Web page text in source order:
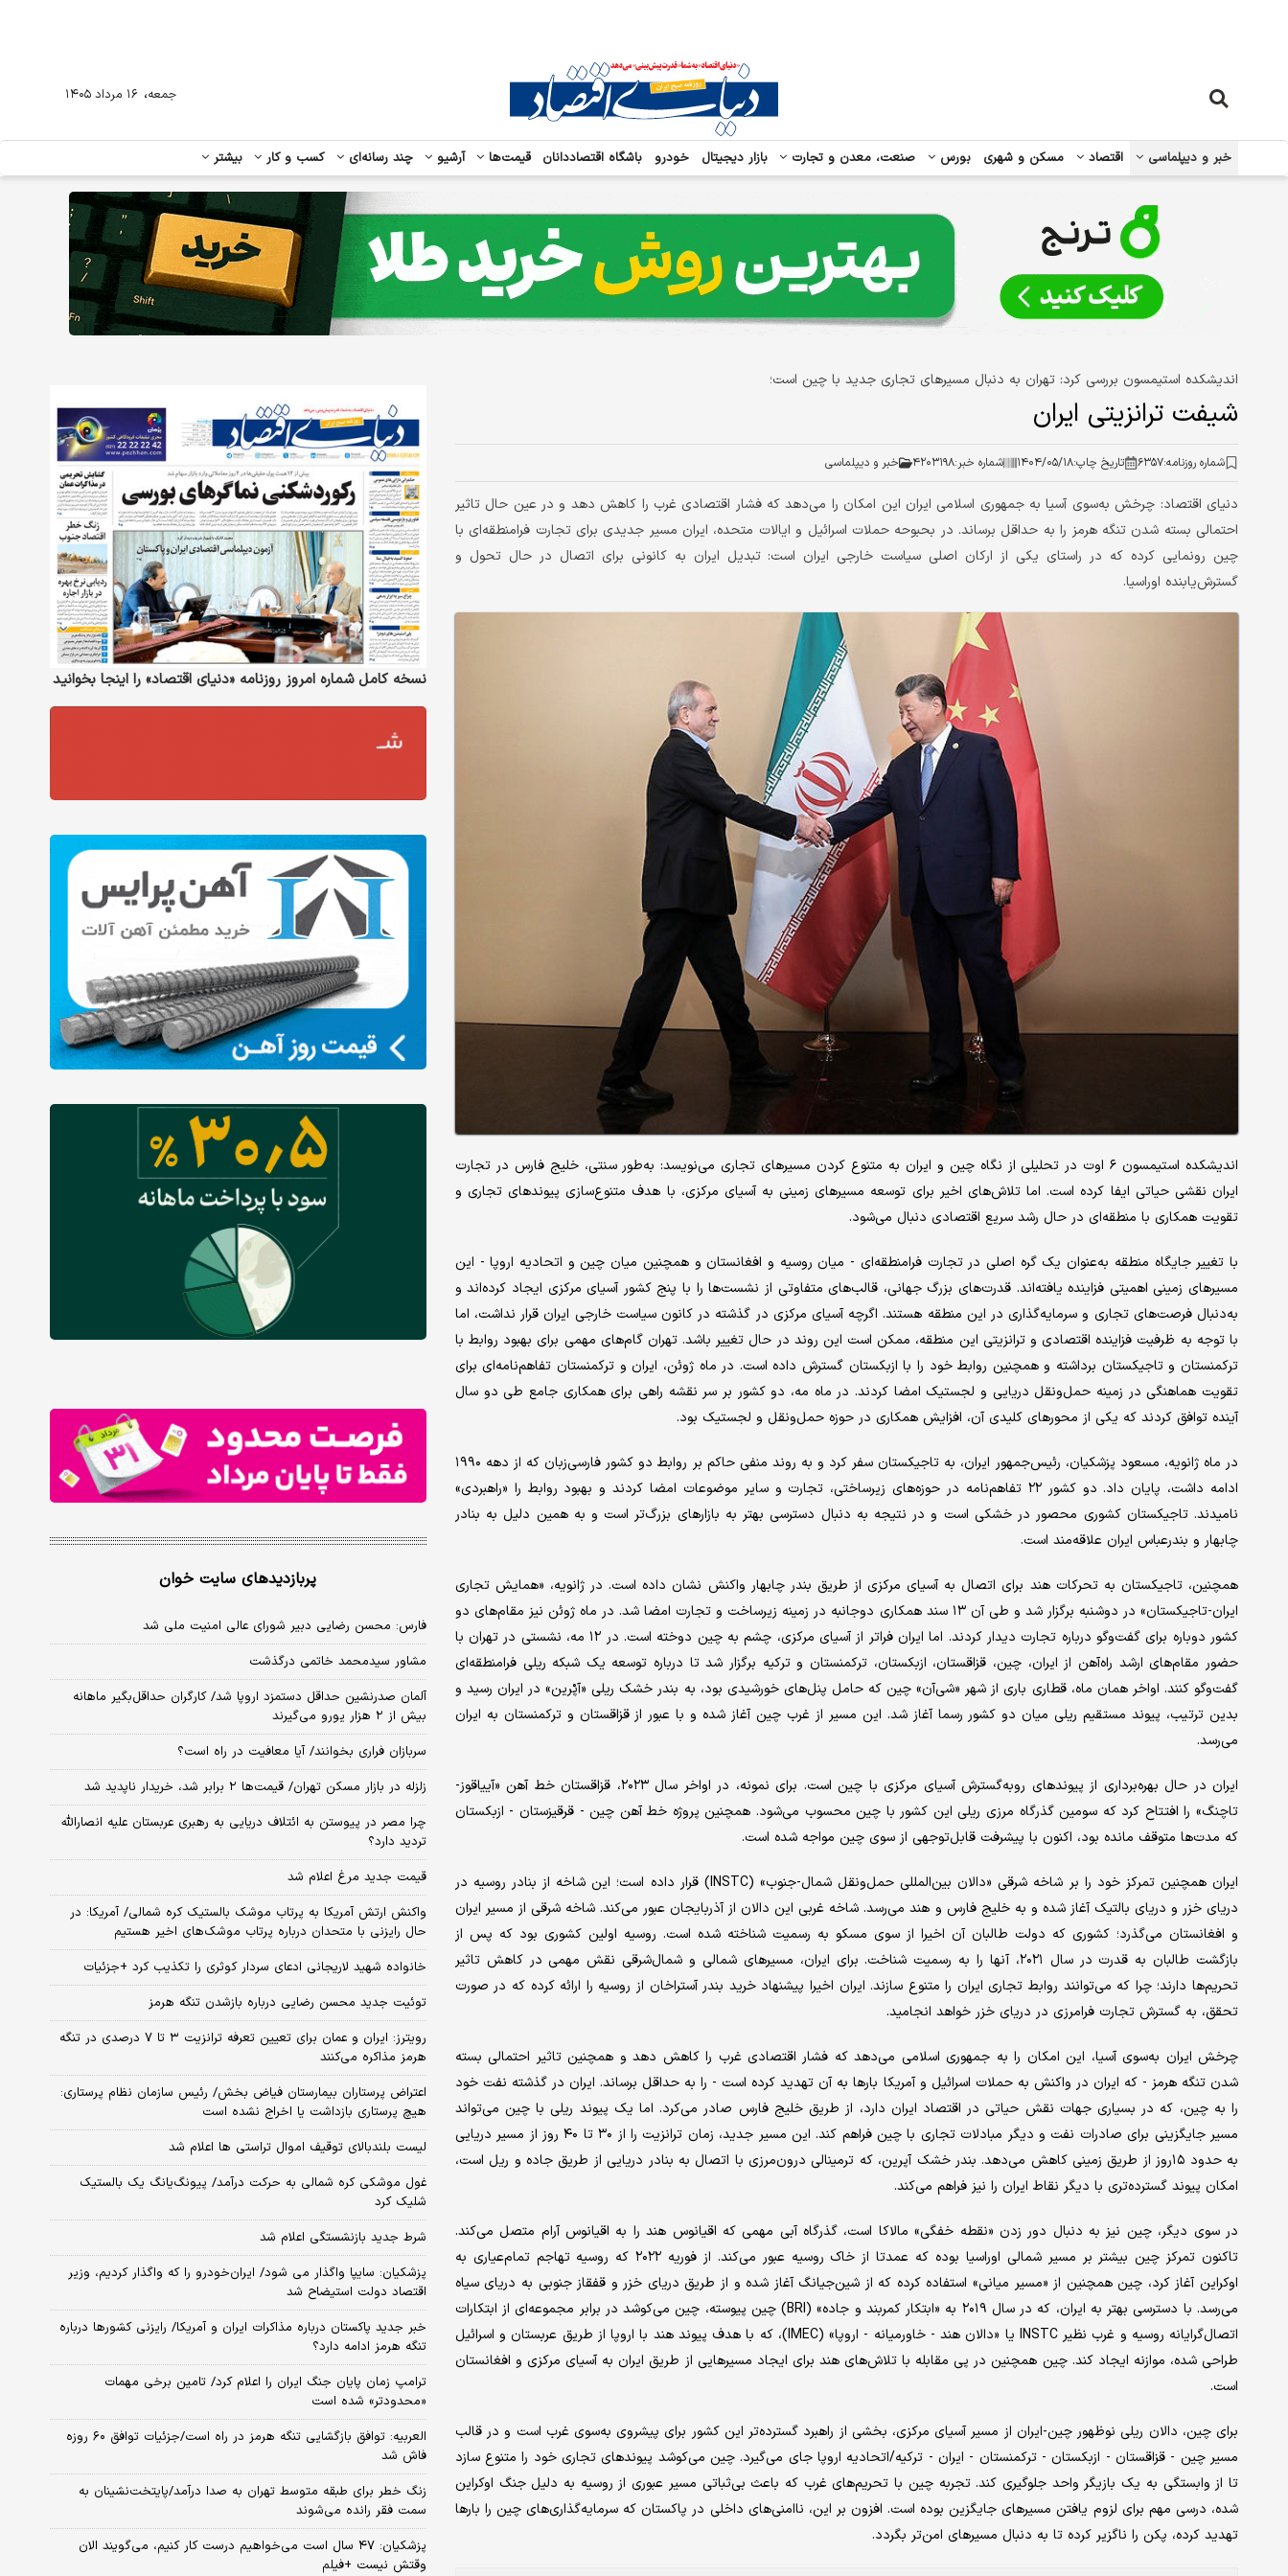
خبر و دیپلماسی اقتصاد مسکن و شهری بورس صنعت، معدن و تجارت بازار دیجیتال خودرو باشگاه اقتصاددانان قیمت‌ها آرشیو چند رسانه‌ای کسب و کار بیشتر
جمعه، ۱۶ مرداد ۱۴۰۵
اندیشکده استیمسون بررسی کرد: تهران به دنبال مسیرهای تجاری جدید با چین است؛
شیفت ترانزیتی ایران
شماره روزنامه:۶۳۵۷ تاریخ چاپ:۱۴۰۴/۰۵/۱۸ شماره خبر:۴۲۰۳۱۹۸ خبر و دیپلماسی
دنیای اقتصاد: چرخش به‌سوی آسیا به جمهوری اسلامی ایران این امکان را می‌دهد که فشار اقتصادی غرب را کاهش دهد و در عین حال تاثیر
احتمالی بسته شدن تنگه هرمز را به حداقل برساند. در بحبوحه‌ حملات اسرائیل و ایالات متحده، ایران مسیر جدیدی برای تجارت فرامنطقه‌ای با
چین رونمایی کرده که در راستای یکی از ارکان اصلی سیاست خارجی ایران است: تبدیل ایران به کانونی برای اتصال در حال تحول و
گسترش‌یابنده‌ اوراسیا.
اندیشکده استیمسون ۶ اوت در تحلیلی از نگاه چین و ایران به متنوع کردن مسیرهای تجاری می‌نویسد: به‌طور سنتی، خلیج فارس در تجارت
ایران نقشی حیاتی ایفا کرده است. اما تلاش‌های اخیر برای توسعه مسیرهای زمینی به آسیای مرکزی، با هدف متنوع‌سازی پیوندهای تجاری و
تقویت همکاری با منطقه‌ای در حال رشد سریع اقتصادی دنبال می‌شود.
با تغییر جایگاه منطقه به‌عنوان یک گره اصلی در تجارت فرامنطقه‌ای - میان روسیه و افغانستان و همچنین میان چین و اتحادیه اروپا - این
مسیرهای زمینی اهمیتی فزاینده یافته‌اند. قدرت‌های بزرگ جهانی، قالب‌های متفاوتی از نشست‌ها را با پنج کشور آسیای مرکزی ایجاد کرده‌اند و
به‌دنبال فرصت‌های تجاری و سرمایه‌گذاری در این منطقه هستند. اگرچه آسیای مرکزی در گذشته در کانون سیاست خارجی ایران قرار نداشت، اما
با توجه به ظرفیت فزاینده‌ اقتصادی و ترانزیتی این منطقه، ممکن است این روند در حال تغییر باشد. تهران گام‌های مهمی برای بهبود روابط با
ترکمنستان و تاجیکستان برداشته و همچنین روابط خود را با ازبکستان گسترش داده است. در ماه ژوئن، ایران و ترکمنستان تفاهم‌نامه‌ای برای
تقویت هماهنگی در زمینه حمل‌ونقل دریایی و لجستیک امضا کردند. در ماه مه، دو کشور بر سر نقشه راهی برای همکاری جامع طی دو سال
آینده توافق کردند که یکی از محورهای کلیدی آن، افزایش همکاری در حوزه حمل‌ونقل و لجستیک بود.
در ماه ژانویه، مسعود پزشکیان، رئیس‌جمهور ایران، به تاجیکستان سفر کرد و به روند منفی حاکم بر روابط دو کشور فارسی‌زبان که از دهه ۱۹۹۰
ادامه داشت، پایان داد. دو کشور ۲۲ تفاهم‌نامه در حوزه‌های زیرساختی، تجارت و سایر موضوعات امضا کردند و بهبود روابط را «راهبردی»
نامیدند. تاجیکستان کشوری محصور در خشکی است و در نتیجه به‌ دنبال دسترسی بهتر به بازارهای بزرگ‌تر است و به همین دلیل به بنادر
چابهار و بندرعباس ایران علاقه‌مند است.
همچنین، تاجیکستان به تحرکات هند برای اتصال به آسیای مرکزی از طریق بندر چابهار واکنش نشان داده است. در ژانویه، «همایش تجاری
ایران-تاجیکستان» در دوشنبه برگزار شد و طی آن ۱۳ سند همکاری دوجانبه در زمینه زیرساخت و تجارت امضا شد. در ماه ژوئن نیز مقام‌های دو
کشور دوباره برای گفت‌وگو درباره تجارت دیدار کردند. اما ایران فراتر از آسیای مرکزی، چشم به چین دوخته است. در ۱۲ مه، نشستی در تهران با
حضور مقام‌های ارشد راه‌آهن از ایران، چین، قزاقستان، ازبکستان، ترکمنستان و ترکیه برگزار شد تا درباره توسعه یک شبکه ریلی فرامنطقه‌ای
گفت‌وگو کنند. اواخر همان ماه، قطاری باری از شهر «شی‌آن» چین که حامل پنل‌های خورشیدی بود، به بندر خشک ریلی «آپْرین» در ایران رسید و
بدین ترتیب، پیوند مستقیم ریلی میان دو کشور رسما آغاز شد. این مسیر از غرب چین آغاز شده و با عبور از قزاقستان و ترکمنستان به ایران
می‌رسد.
ایران در حال بهره‌برداری از پیوندهای رو‌به‌گسترش آسیای مرکزی با چین است. برای نمونه، در اواخر سال ۲۰۲۳، قزاقستان خط آهن «آییاقوز-
تاچنگ» را افتتاح کرد که سومین گذرگاه مرزی ریلی این کشور با چین محسوب می‌شود. همچنین پروژه خط آهن چین - قرقیزستان - ازبکستان
که مدت‌ها متوقف مانده بود، اکنون با پیشرفت قابل‌توجهی از سوی چین مواجه شده است.
ایران همچنین تمرکز خود را بر شاخه شرقی «دالان بین‌المللی حمل‌ونقل شمال-جنوب» (INSTC) قرار داده است؛ این شاخه از بنادر روسیه در
دریای خزر و دریای بالتیک آغاز شده و به خلیج فارس و هند می‌رسد. شاخه غربی این دالان از آذربایجان عبور می‌کند. شاخه شرقی از مسیر ایران
و افغانستان می‌گذرد؛ کشوری که دولت طالبان آن اخیرا از سوی مسکو به رسمیت شناخته شده است. روسیه اولین کشوری بود که پس از
بازگشت طالبان به قدرت در سال ۲۰۲۱، آنها را به رسمیت شناخت. برای ایران، مسیرهای شمالی و شمال‌شرقی نقش مهمی در کاهش تاثیر
تحریم‌ها دارند؛ چرا که می‌توانند روابط تجاری ایران را متنوع سازند. ایران اخیرا پیشنهاد خرید بندر آستراخان از روسیه را ارائه کرده که در صورت
تحقق، به گسترش تجارت فرامرزی در دریای خزر خواهد انجامید.
چرخش ایران به‌سوی آسیا، این امکان را به جمهوری اسلامی می‌دهد که فشار اقتصادی غرب را کاهش دهد و همچنین تاثیر احتمالی بسته
شدن تنگه هرمز - که ایران در واکنش به حملات اسرائیل و آمریکا بارها به آن تهدید کرده است - را به حداقل برساند. ایران در گذشته نفت خود
را به چین، که در بسیاری جهات نقش حیاتی در اقتصاد ایران دارد، از طریق خلیج فارس صادر می‌کرد. اما یک پیوند ریلی با چین می‌تواند
مسیر جایگزینی برای صادرات نفت و دیگر مبادلات تجاری با چین فراهم کند. این مسیر جدید، زمان ترانزیت را از ۳۰ تا ۴۰ روز از مسیر دریایی
به حدود ۱۵روز از طریق زمینی کاهش می‌دهد. بندر خشک آپرین، که ترمینالی درون‌مرزی با اتصال به بنادر دریایی از طریق جاده و ریل است،
امکان پیوند گسترده‌تری با دیگر نقاط ایران را نیز فراهم می‌کند.
در سوی دیگر، چین نیز به ‌دنبال دور زدن «نقطه خفگی» مالاکا است، گذرگاه آبی مهمی که اقیانوس هند را به اقیانوس آرام متصل می‌کند.
تاکنون تمرکز چین بیشتر بر مسیر شمالی اوراسیا بوده که عمدتا از خاک روسیه عبور می‌کند. از فوریه ۲۰۲۲ که روسیه تهاجم تمام‌عیاری به
اوکراین آغاز کرد، چین همچنین از «مسیر میانی» استفاده کرده که از شین‌جیانگ آغاز شده و از طریق دریای خزر و قفقاز جنوبی به دریای سیاه
می‌رسد. با دسترسی بهتر به ایران، که در سال ۲۰۱۹ به «ابتکار کمربند و جاده» (BRI) چین پیوسته، چین می‌کوشد در برابر مجموعه‌ای از ابتکارات
اتصال‌گرایانه روسیه و غرب نظیر INSTC یا «دالان هند - خاورمیانه - اروپا» (IMEC)، که با هدف پیوند هند با اروپا از طریق عربستان و اسرائیل
طراحی شده، موازنه ایجاد کند. چین همچنین در پی مقابله با تلاش‌های هند برای ایجاد مسیرهایی از طریق ایران به آسیای مرکزی و افغانستان
است.
برای چین، دالان ریلی نوظهور چین-ایران از مسیر آسیای مرکزی، بخشی از راهبرد گسترده‌تر این کشور برای پیشروی به‌سوی غرب است و در قالب
مسیر چین - قزاقستان - ازبکستان - ترکمنستان - ایران - ترکیه/اتحادیه اروپا جای می‌گیرد. چین می‌کوشد پیوندهای تجاری خود را متنوع سازد
تا از وابستگی به یک بازیگر واحد جلوگیری کند. تجربه چین با تحریم‌های غرب که باعث بی‌ثباتی مسیر عبوری از روسیه به دلیل جنگ اوکراین
شده، درسی مهم برای لزوم یافتن مسیرهای جایگزین بوده است. افزون بر این، ناامنی‌های داخلی در پاکستان که سرمایه‌گذاری‌های چین را بارها
تهدید کرده، پکن را ناگزیر کرده تا به ‌دنبال مسیرهای امن‌تر بگردد.
نسخه کامل شماره امروز روزنامه «دنیای‌ اقتصاد» را اینجا بخوانید
پربازدیدهای سایت خوان
فارس: محسن رضایی دبیر شورای عالی امنیت ملی شد
مشاور سیدمحمد خاتمی درگذشت
آلمان صدرنشین حداقل دستمزد اروپا شد/ کارگران حداقل‌بگیر ماهانه
بیش از ۲ هزار یورو می‌گیرند
سربازان فراری بخوانند/ آیا معافیت در راه است؟
زلزله در بازار مسکن تهران/ قیمت‌ها ۲ برابر شد، خریدار ناپدید شد
چرا مصر در پیوستن به ائتلاف دریایی به رهبری عربستان علیه انصارالله
تردید دارد؟
قیمت جدید مرغ اعلام شد
واکنش ارتش آمریکا به پرتاب موشک بالستیک کره شمالی/ آمریکا: در
حال رایزنی با متحدان درباره پرتاب موشک‌های اخیر هستیم
خانواده شهید لاریجانی ادعای سردار کوثری را تکذیب کرد +جزئیات
توئیت جدید محسن رضایی درباره بازشدن تنگه هرمز
رویترز: ایران و عمان برای تعیین تعرفه ترانزیت ۳ تا ۷ درصدی در تنگه
هرمز مذاکره می‌کنند
اعتراض پرستاران بیمارستان فیاض بخش/ رئیس سازمان نظام پرستاری:
هیچ پرستاری بازداشت یا اخراج نشده است
لیست بلندبالای توقیف اموال تراستی ها اعلام شد
غول موشکی کره شمالی به حرکت درآمد/ پیونگ‌یانگ یک بالستیک
شلیک کرد
شرط جدید بازنشستگی اعلام شد
پزشکیان: سایپا واگذار می شود/ ایران‌خودرو را که واگذار کردیم، وزیر
اقتصاد دولت استیضاح شد
خبر جدید پاکستان درباره مذاکرات ایران و آمریکا/ رایزنی کشورها درباره
تنگه هرمز ادامه دارد؟
ترامپ زمان پایان جنگ ایران را اعلام کرد/ تامین برخی مهمات
«محدودتر» شده است
العربیه: توافق بازگشایی تنگه هرمز در راه است/جزئیات توافق ۶۰ روزه
فاش شد
زنگ خطر برای طبقه متوسط تهران به صدا درآمد/پایتخت‌نشینان به
سمت فقر رانده می‌شوند
پزشکیان: ۴۷ سال است می‌خواهیم درست کار کنیم، می‌گویند الان
وقتش نیست +فیلم